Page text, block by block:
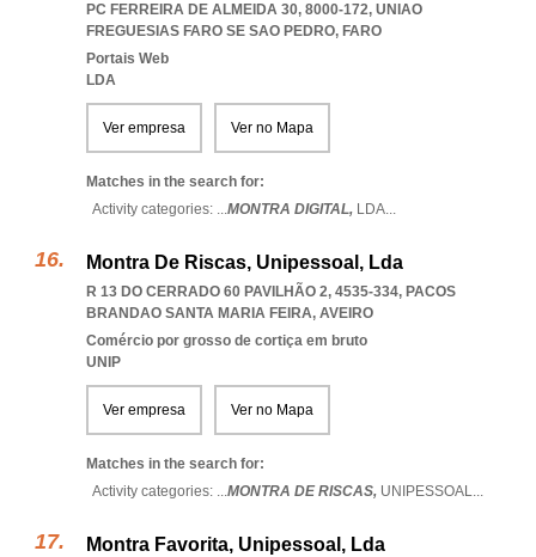
PC FERREIRA DE ALMEIDA 30, 8000-172, UNIAO
FREGUESIAS FARO SE SAO PEDRO, FARO
Portais Web
LDA
Ver empresa Ver no Mapa
Matches in the search for:
Activity categories: ...MONTRA DIGITAL, LDA...
Montra De Riscas, Unipessoal, Lda
R 13 DO CERRADO 60 PAVILHÃO 2, 4535-334, PACOS
BRANDAO SANTA MARIA FEIRA, AVEIRO
Comércio por grosso de cortiça em bruto
UNIP
Ver empresa Ver no Mapa
Matches in the search for:
Activity categories: ...MONTRA DE RISCAS, UNIPESSOAL...
Montra Favorita, Unipessoal, Lda